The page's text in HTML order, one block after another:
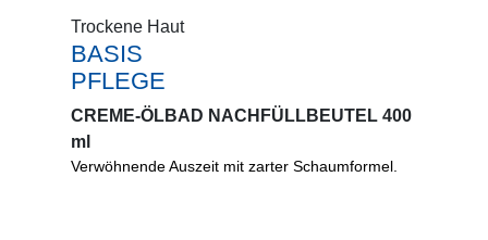
Trockene Haut
BASIS
PFLEGE
CREME-ÖLBAD NACHFÜLLBEUTEL 400
ml
Verwöhnende Auszeit. Zarte Schaumformel mit
Trockene Haut
BASIS
PFLEGE
CREME-ÖLBAD NACHFÜLLBEUTEL 400
ml
Verwöhnende Auszeit mit zarter Schaumformel.